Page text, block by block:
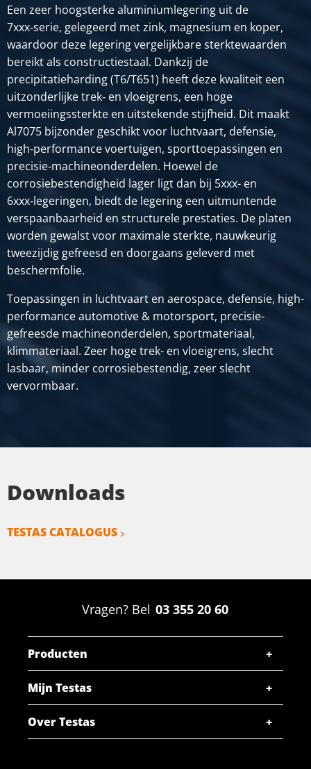
Alplan alu plaat EN AW-7075 gewalst 3020x1520x25 2z
gefr + 2z folie
Stuks gewicht in kg
327,75
Bruto prijs
SELECTEER
Een zeer hoogsterke aluminiumlegering uit de
7xxx‑serie, gelegeerd met zink, magnesium en koper,
waardoor deze legering vergelijkbare sterktewaarden
bereikt als constructiestaal. Dankzij de
precipitatieharding (T6/T651) heeft deze kwaliteit een
uitzonderlijke trek‑ en vloeigrens, een hoge
vermoeiingssterkte en uitstekende stijfheid. Dit maakt
Al7075 bijzonder geschikt voor luchtvaart, defensie,
high‑performance voertuigen, sporttoepassingen en
precisie‑machineonderdelen. Hoewel de
corrosiebestendigheid lager ligt dan bij 5xxx- en
6xxx‑legeringen, biedt de legering een uitmuntende
verspaanbaarheid en structurele prestaties. De platen
worden gewalst voor maximale sterkte, nauwkeurig
tweezijdig gefreesd en doorgaans geleverd met
beschermfolie.
Toepassingen in luchtvaart en aerospace, defensie, high-
performance automotive & motorsport, precisie-
gefreesde machineonderdelen, sportmateriaal,
klimmateriaal. Zeer hoge trek- en vloeigrens, slecht
lasbaar, minder corrosiebestendig, zeer slecht
vervormbaar.
Downloads
TESTAS CATALOGUS
Vragen? Bel 03 355 20 60
Producten
Mijn Testas
Over Testas